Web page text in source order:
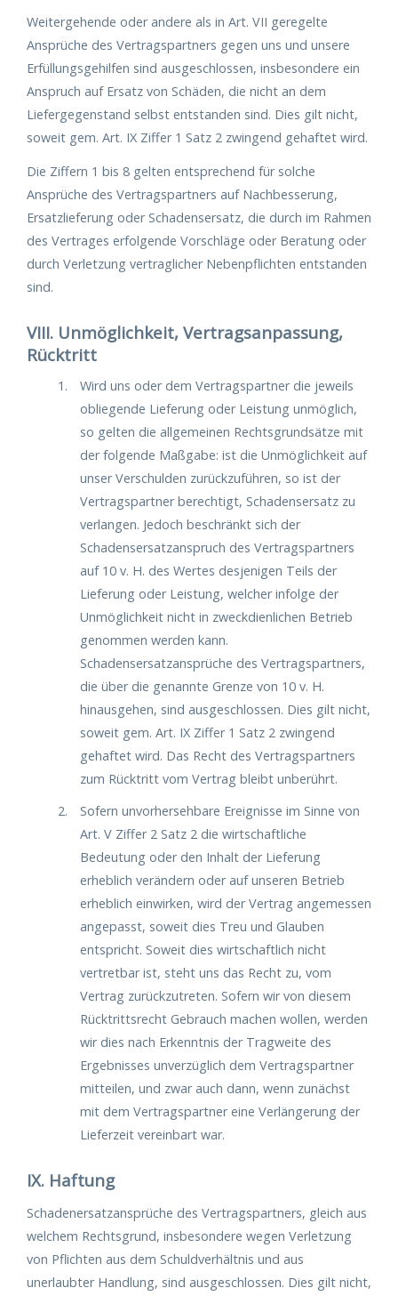
Weitergehende oder andere als in Art. VII geregelte
Ansprüche des Vertragspartners gegen uns und unsere
Erfüllungsgehilfen sind ausgeschlossen, insbesondere ein
Anspruch auf Ersatz von Schäden, die nicht an dem
Liefergegenstand selbst entstanden sind. Dies gilt nicht,
soweit gem. Art. IX Ziffer 1 Satz 2 zwingend gehaftet wird.
Die Ziffern 1 bis 8 gelten entsprechend für solche
Ansprüche des Vertragspartners auf Nachbesserung,
Ersatzlieferung oder Schadensersatz, die durch im Rahmen
des Vertrages erfolgende Vorschläge oder Beratung oder
durch Verletzung vertraglicher Nebenpflichten entstanden
sind.
VIII. Unmöglichkeit, Vertragsanpassung,
Rücktritt
Wird uns oder dem Vertragspartner die jeweils
obliegende Lieferung oder Leistung unmöglich,
so gelten die allgemeinen Rechtsgrundsätze mit
der folgende Maßgabe: ist die Unmöglichkeit auf
unser Verschulden zurückzuführen, so ist der
Vertragspartner berechtigt, Schadensersatz zu
verlangen. Jedoch beschränkt sich der
Schadensersatzanspruch des Vertragspartners
auf 10 v. H. des Wertes desjenigen Teils der
Lieferung oder Leistung, welcher infolge der
Unmöglichkeit nicht in zweckdienlichen Betrieb
genommen werden kann.
Schadensersatzansprüche des Vertragspartners,
die über die genannte Grenze von 10 v. H.
hinausgehen, sind ausgeschlossen. Dies gilt nicht,
soweit gem. Art. IX Ziffer 1 Satz 2 zwingend
gehaftet wird. Das Recht des Vertragspartners
zum Rücktritt vom Vertrag bleibt unberührt.
Sofern unvorhersehbare Ereignisse im Sinne von
Art. V Ziffer 2 Satz 2 die wirtschaftliche
Bedeutung oder den Inhalt der Lieferung
erheblich verändern oder auf unseren Betrieb
erheblich einwirken, wird der Vertrag angemessen
angepasst, soweit dies Treu und Glauben
entspricht. Soweit dies wirtschaftlich nicht
vertretbar ist, steht uns das Recht zu, vom
Vertrag zurückzutreten. Sofern wir von diesem
Rücktrittsrecht Gebrauch machen wollen, werden
wir dies nach Erkenntnis der Tragweite des
Ergebnisses unverzüglich dem Vertragspartner
mitteilen, und zwar auch dann, wenn zunächst
mit dem Vertragspartner eine Verlängerung der
Lieferzeit vereinbart war.
IX. Haftung
Schadenersatzansprüche des Vertragspartners, gleich aus
welchem Rechtsgrund, insbesondere wegen Verletzung
von Pflichten aus dem Schuldverhältnis und aus
unerlaubter Handlung, sind ausgeschlossen. Dies gilt nicht,